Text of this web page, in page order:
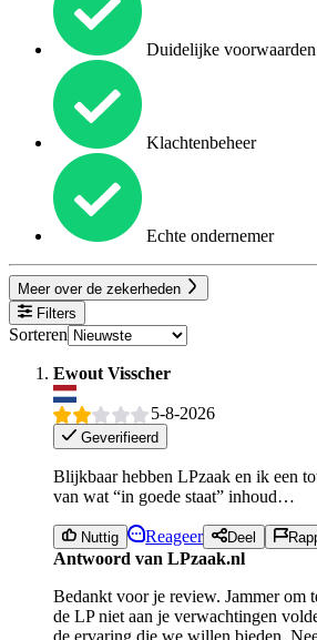
Duidelijke voorwaarden
Klachtenbeheer
Echte ondernemer
Meer over de zekerheden
Filters
Sorteren
Ewout Visscher
5-8-2026
Geverifieerd
Blijkbaar hebben LPzaak en ik een
van wat “in goede staat” inhoud…
Nuttig Reageer Deel
Antwoord van LPzaak.nl
Bedankt voor je review. Jammer om
de LP niet aan je verwachtingen
de ervaring die we willen bieden.